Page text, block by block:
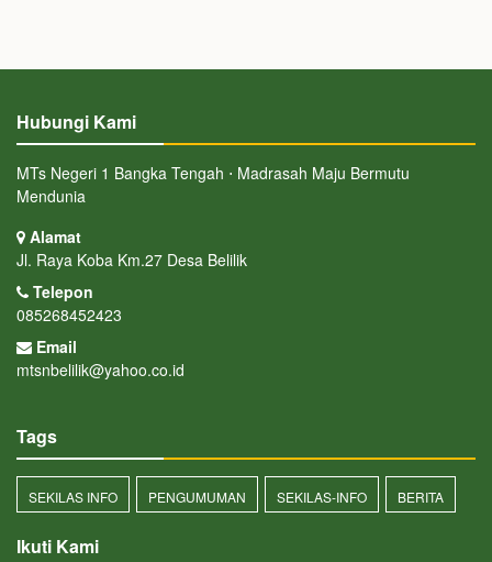
Hubungi Kami
MTs Negeri 1 Bangka Tengah ⋅ Madrasah Maju Bermutu
Mendunia
Alamat
Jl. Raya Koba Km.27 Desa Belilik
Telepon
085268452423
Email
mtsnbelilik@yahoo.co.id
Tags
SEKILAS INFO PENGUMUMAN SEKILAS-INFO BERITA
Ikuti Kami